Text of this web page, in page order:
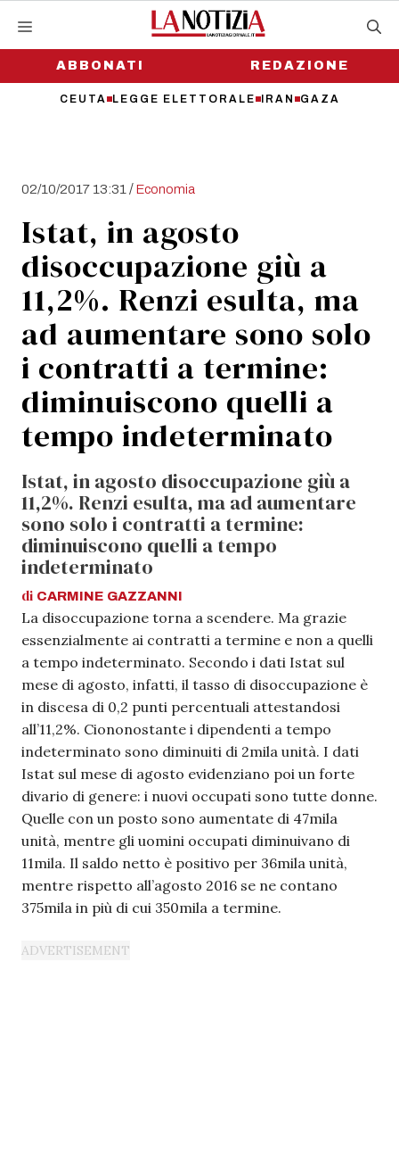
contenutoABBONATI
CEUTA LEGGE ELETTORALE IRAN GAZA
REDAZIONE
02/10/2017 13:31 /Economia
Istat, in agosto
disoccupazione giù a
11,2%. Renzi esulta, ma
ad aumentare sono solo
i contratti a termine:
diminuiscono quelli a
tempo indeterminato
Istat, in agosto disoccupazione giù a
11,2%. Renzi esulta, ma ad aumentare
sono solo i contratti a termine:
diminuiscono quelli a tempo
indeterminato
di CARMINE GAZZANNI
La disoccupazione torna a scendere. Ma grazie
essenzialmente ai contratti a termine e non a quelli
a tempo indeterminato. Secondo i dati Istat sul
mese di agosto, infatti, il tasso di disoccupazione è
in discesa di 0,2 punti percentuali attestandosi
all’11,2%. Ciononostante i dipendenti a tempo
indeterminato sono diminuiti di 2mila unità. I dati
Istat sul mese di agosto evidenziano poi un forte
divario di genere: i nuovi occupati sono tutte donne.
Quelle con un posto sono aumentate di 47mila
unità, mentre gli uomini occupati diminuivano di
11mila. Il saldo netto è positivo per 36mila unità,
mentre rispetto all’agosto 2016 se ne contano
375mila in più di cui 350mila a termine.